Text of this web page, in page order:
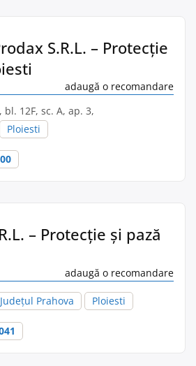
S.R.L. – Protecție
adaugă o recomandare
12F, sc. A, ap. 3,
Ploiesti
– Protecție și pază
adaugă o recomandare
Județul Prahova Ploiesti